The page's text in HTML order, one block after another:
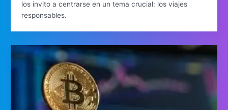
los invito a centrarse en un tema crucial: los viajes
responsables.